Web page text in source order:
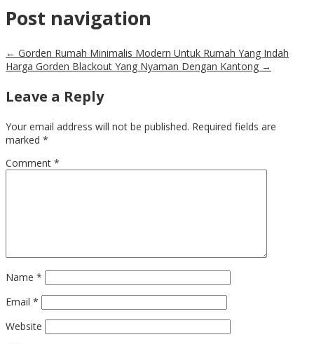
Post navigation
← Gorden Rumah Minimalis Modern Untuk Rumah Yang Indah
Harga Gorden Blackout Yang Nyaman Dengan Kantong →
Leave a Reply
Your email address will not be published. Required fields are
marked *
Comment *
Name *
Email *
Website